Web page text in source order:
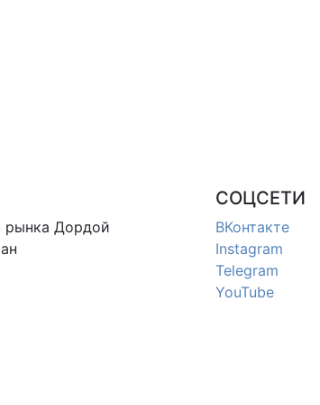
рынка Дордой
СОЦСЕТИ
ВКонтакте
Instagram
Telegram
YouTube